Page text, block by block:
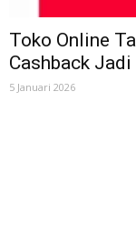
Toko Online
Cashback
5 Januari 2026